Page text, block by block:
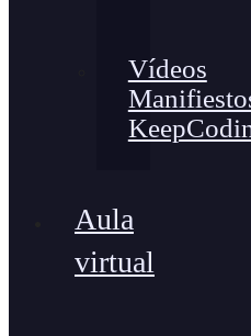
Vídeos
Aula
virtual